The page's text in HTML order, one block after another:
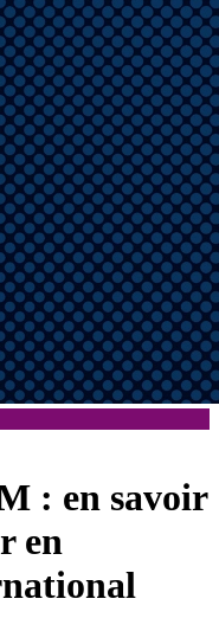
: en savoir
en